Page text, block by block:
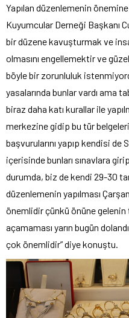
Yapılan düzenlemenin
Kuyumcular Derneği Başkanı
bir düzene kavuşturmak ve
olmasını engellemektir ve
böyle bir zorunluluk
yasalarında bunlar vardı ama
biraz daha katı kurallar ile
merkezine gidip bu tür
başvurularını yapıp kendisi de
içerisinde bunları sınavlara
durumda, biz de kendi 29-30
düzenlemenin yapılması
önemlidir çünkü önüne
açamaması yarın bugün
çok önemlidir” diye konuştu.